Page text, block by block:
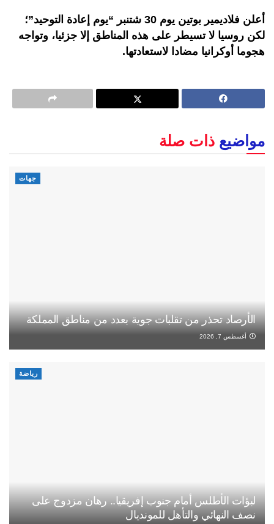
أعلن فلاديمير بوتين يوم 30 شتنبر “يوم إعادة التوحيد”؛
لكن روسيا لا تسيطر على هذه المناطق إلا جزئيا، وتواجه
هجوما أوكرانيا مضادا لاستعادتها.
مواضيع ذات صلة
جهات
الأرصاد تحذر من تقلبات جوية بعدد من مناطق المملكة
أغسطس 7, 2026
رياضة
لبؤات الأطلس أمام جنوب إفريقيا.. رهان مزدوج على
نصف النهائي والتأهل للمونديال